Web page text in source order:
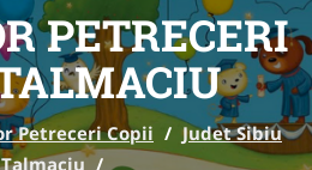
PETRECERI
Petreceri Copii / Judet Sibiu
Talmaciu /